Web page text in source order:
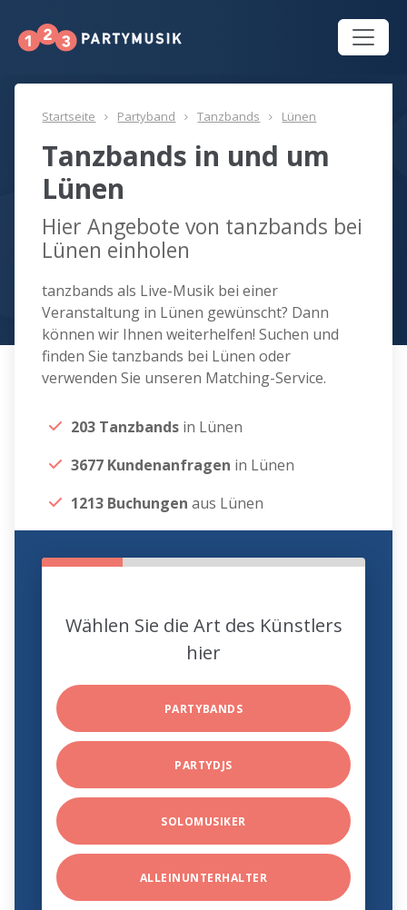
Startseite Partyband Tanzbands Lünen
Tanzbands in und um
Lünen
Hier Angebote von tanzbands bei
Lünen einholen
tanzbands als Live-Musik bei einer
Veranstaltung in Lünen gewünscht? Dann
können wir Ihnen weiterhelfen! Suchen und
finden Sie tanzbands bei Lünen oder
verwenden Sie unseren Matching-Service.
203 Tanzbands in Lünen
3677 Kundenanfragen in Lünen
1213 Buchungen aus Lünen
Wählen Sie die Art des Künstlers
hier
PARTYBANDS
PARTYDJS
SOLOMUSIKER
ALLEINUNTERHALTER